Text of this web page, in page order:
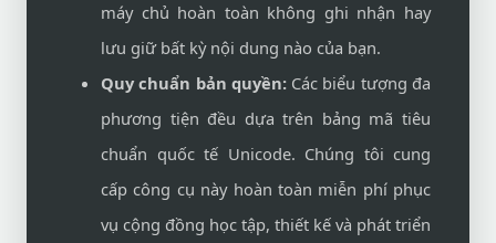
máy chủ hoàn toàn không ghi nhận hay
lưu giữ bất kỳ nội dung nào của bạn.
Quy chuẩn bản quyền:Các biểu tượng đa
phương tiện đều dựa trên bảng mã tiêu
chuẩn quốc tế Unicode. Chúng tôi cung
cấp công cụ này hoàn toàn miễn phí phục
vụ cộng đồng học tập, thiết kế và phát triển